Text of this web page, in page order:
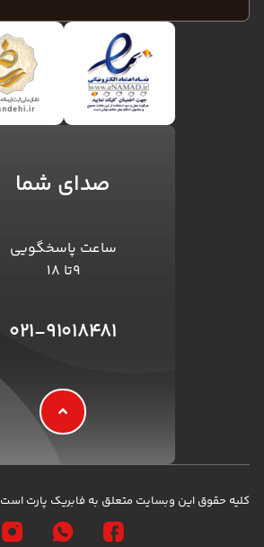
صدای شما
ساعت پاسخگویی
۹تا ۱۸
۰۲۱-۹۱۰۱۸۴۸۱
کلیه حقوق این وبسایت متعلق به فابریک پارت است